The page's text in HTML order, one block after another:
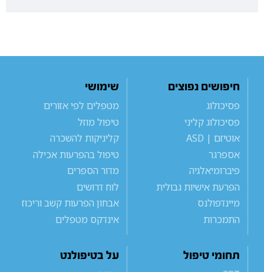
חיפושים נפוצים
פסיכולוג
פסיכולוג קליני
אוטיזם | ASD
אספרגר
פיברומיאלגיה
הפרעת אישיות גבולית
מיינדפולנס
התמכרות
שימושי
מטפלים לפי אזורים
טיפול מוזל
קליניקות להשכרה
טיפול בהפרעות אכילה
מדור הספרים
לוח דרושים
אבחון הפרעות קשב וריכוז
אינדקס מטפלים
תחומי טיפול
על בטיפולנט